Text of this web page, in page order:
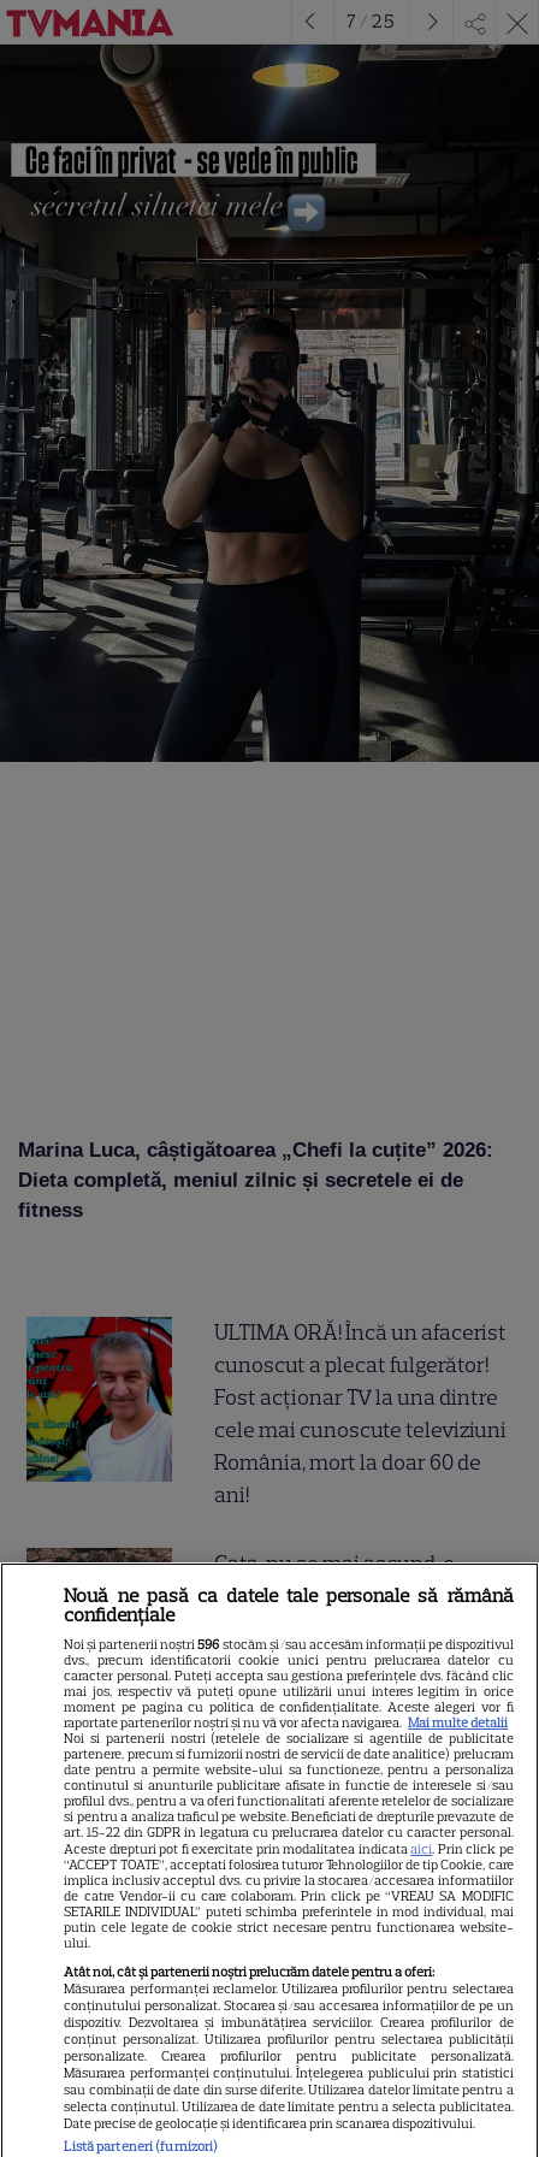
Marina Luca, câștigătoarea „Chefi la cuțite” 2026:
Dieta completă, meniul zilnic și secretele ei de
fitness
7 /25
ULTIMA ORĂ! Încă un afacerist
cunoscut a plecat fulgerător!
Fost acționar TV la una dintre
cele mai cunoscute televiziuni
România, mort la doar 60 de
ani!
Gata, nu se mai ascund, e
cuplul momentului în
strada ei, iar lui i-a pus
Dumnezeu mâna în cap!
Felicitări, să fiți fericiți! Că
frumoși sunteți!
Cătălin Crișan, gafă de
proporții după ce a anunțat că
s-a despărțit de iubită „Să mă
criticați ușor”. Internauții i-au
Vedeta din România care a
născut chiar de ziua ei. Anul
acesta face nunta de lemn!
Nouă ne pasă ca datele tale personale să rămână
confidențiale
Noi și partenerii noștri596 stocăm și/sau accesăm informații pe dispozitivul
dvs., precum identificatorii cookie unici pentru prelucrarea datelor cu
caracter personal. Puteți accepta sau gestiona preferințele dvs. făcând clic
mai jos, respectiv vă puteți opune utilizării unui interes legitim în orice
moment pe pagina cu politica de confidențialitate. Aceste alegeri vor fi
raportate partenerilor noștri și nu vă vor afecta navigarea. Mai multe detalii
Noi si partenerii nostri (retelele de socializare si agentiile de publicitate
partenere, precum si furnizorii nostri de servicii de date analitice) prelucram
date pentru a permite website-ului sa functioneze, pentru a personaliza
continutul si anunturile publicitare afisate in functie de interesele si/sau
profilul dvs., pentru a va oferi functionalitati aferente retelelor de socializare
si pentru a analiza traficul pe website. Beneficiati de drepturile prevazute de
art. 15-22 din GDPR in legatura cu prelucrarea datelor cu caracter personal.
Aceste drepturi pot fi exercitate prin modalitatea indicataaici. Prin click pe
“ACCEPT TOATE”, acceptati folosirea tuturor Tehnologiilor de tip Cookie, care
implica inclusiv acceptul dvs. cu privire la stocarea/accesarea informatiilor
de catre Vendor-ii cu care colaboram. Prin click pe “VREAU SA MODIFIC
SETARILE INDIVIDUAL” puteti schimba preferintele in mod individual, mai
putin cele legate de cookie strict necesare pentru functionarea website-
ului.
Atât noi, cât și partenerii noștri prelucrăm datele pentru a oferi:
Măsurarea performanței reclamelor. Utilizarea profilurilor pentru selectarea
conținutului personalizat. Stocarea și/sau accesarea informațiilor de pe un
dispozitiv. Dezvoltarea și îmbunătățirea serviciilor. Crearea profilurilor de
conținut personalizat. Utilizarea profilurilor pentru selectarea publicității
personalizate. Crearea profilurilor pentru publicitate personalizată.
Măsurarea performanței conținutului. Înțelegerea publicului prin statistici
sau combinații de date din surse diferite. Utilizarea datelor limitate pentru a
selecta conținutul. Utilizarea de date limitate pentru a selecta publicitatea.
Date precise de geolocație și identificarea prin scanarea dispozitivului.
Listă parteneri (furnizori)